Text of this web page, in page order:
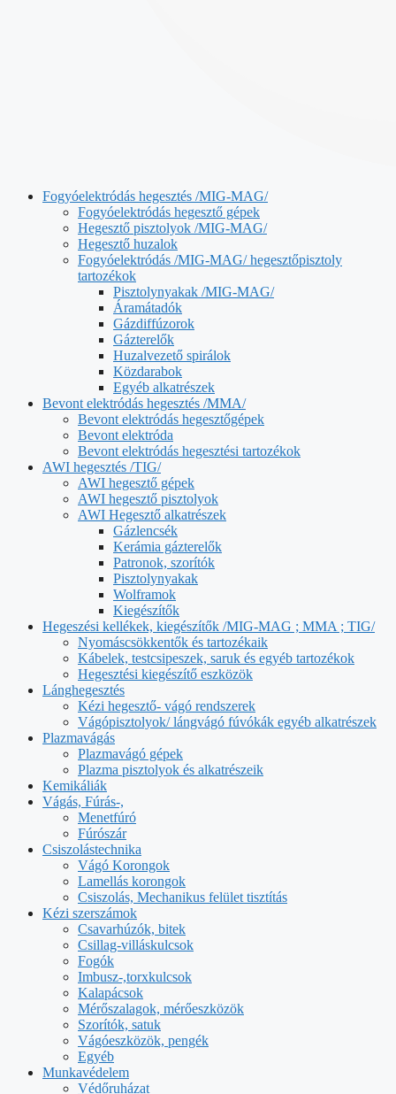
Fogyóelektródás hegesztés /MIG-MAG/
Fogyóelektródás hegesztő gépek
Hegesztő pisztolyok /MIG-MAG/
Hegesztő huzalok
Fogyóelektródás /MIG-MAG/ hegesztőpisztoly
tartozékok
Pisztolynyakak /MIG-MAG/
Áramátadók
Gázdiffúzorok
Gázterelők
Huzalvezető spirálok
Közdarabok
Egyéb alkatrészek
Bevont elektródás hegesztés /MMA/
Bevont elektródás hegesztőgépek
Bevont elektróda
Bevont elektródás hegesztési tartozékok
AWI hegesztés /TIG/
AWI hegesztő gépek
AWI hegesztő pisztolyok
AWI Hegesztő alkatrészek
Gázlencsék
Kerámia gázterelők
Patronok, szorítók
Pisztolynyakak
Wolframok
Kiegészítők
Hegeszési kellékek, kiegészítők /MIG-MAG ; MMA ; TIG/
Nyomáscsökkentők és tartozékaik
Kábelek, testcsipeszek, saruk és egyéb tartozékok
Hegesztési kiegészítő eszközök
Lánghegesztés
Kézi hegesztő- vágó rendszerek
Vágópisztolyok/ lángvágó fúvókák egyéb alkatrészek
Plazmavágás
Plazmavágó gépek
Plazma pisztolyok és alkatrészeik
Kemikáliák
Vágás, Fúrás-,
Menetfúró
Fúrószár
Csiszolástechnika
Vágó Korongok
Lamellás korongok
Csiszolás, Mechanikus felület tisztítás
Kézi szerszámok
Csavarhúzók, bitek
Csillag-villáskulcsok
Fogók
Imbusz-,torxkulcsok
Kalapácsok
Mérőszalagok, mérőeszközök
Szorítók, satuk
Vágóeszközök, pengék
Egyéb
Munkavédelem
Védőruházat